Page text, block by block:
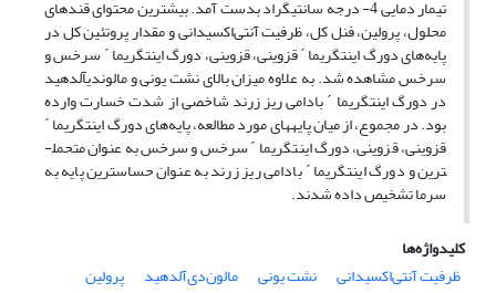
تیمار دمایی 4- درجه سانتی­گراد بدست آمد. بیشترین محتوای قندهای
محلول، پرولین، فنل کل، ظرفیت آنتی‌اکسیدانی و مقدار پروتئین کل در
پایه‌های دورگ اینتگریما ´ قزوینی، قزوینی، دورگ اینتگریما ´ سرخس و
سرخس مشاهده شد. به علاوه میزان بالای نشت یونی و مالون­دی­آلدهید
در دورگ اینتگریما ´ بادامی ریز زرند شاخصی از شدت خسارت وارده
بود. در مجموع، از میان پایه­های مورد مطالعه، پایه‌های دورگ اینتگریما ´
قزوینی، قزوینی، دورگ اینتگریما ´ سرخس و سرخس به عنوان متحمل­
ترین و دورگ اینتگریما ´ بادامی ریز زرند به عنوان حساس­ترین پایه به
سرما تشخیص داده شدند.
کلیدواژه‌ها
ظرفیت آنتی‌اکسیدانی
نشت یونی مالون‌دی‌آلدهید پرولین